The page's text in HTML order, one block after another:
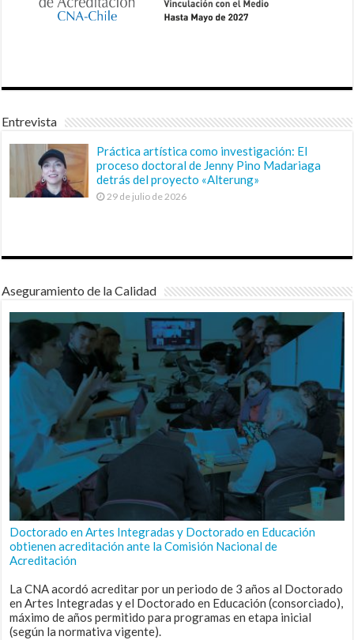
Entrevista
Práctica artística como investigación: El
proceso doctoral de Jenny Pino Madariaga
detrás del proyecto «Alterung»
29 de julio de 2026
Aseguramiento de la Calidad
Doctorado en Artes Integradas y Doctorado en Educación
obtienen acreditación ante la Comisión Nacional de
Acreditación
La CNA acordó acreditar por un periodo de 3 años al Doctorado
en Artes Integradas y el Doctorado en Educación (consorciado),
máximo de años permitido para programas en etapa inicial
(según la normativa vigente).